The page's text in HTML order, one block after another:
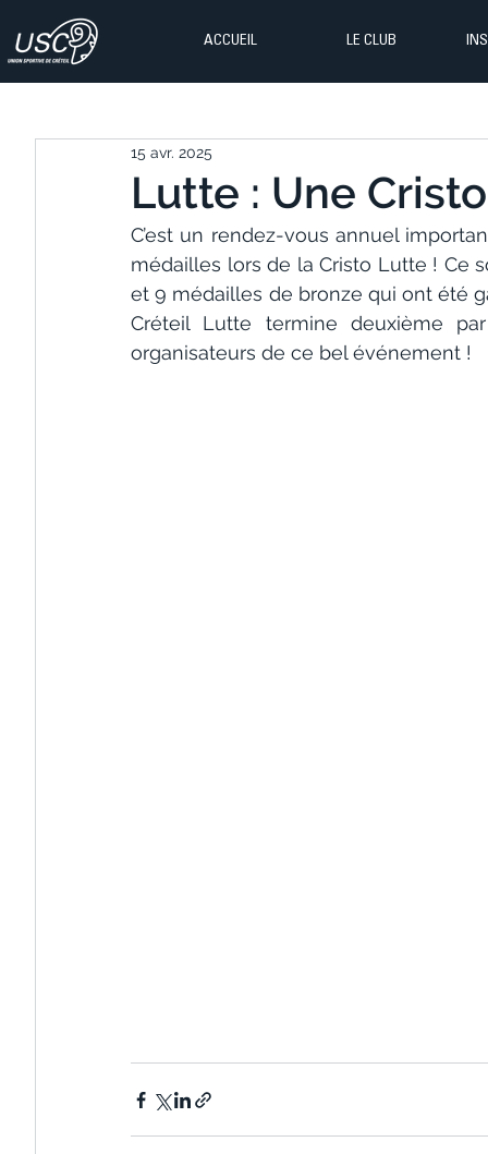
ACCUEIL LE CLUB
Lutte : Une
15 avr. 2025
C’est un rendez-vous annuel
médailles lors de la Cristo Lutte ! Ce
et 9 médailles de bronze qui ont été
Créteil Lutte termine deuxième
organisateurs de ce bel événement !